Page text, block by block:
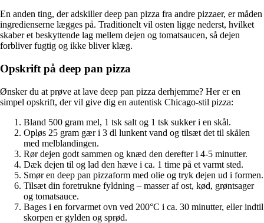
En anden ting, der adskiller deep pan pizza fra andre pizzaer, er måden
ingredienserne lægges på. Traditionelt vil osten ligge nederst, hvilket
skaber et beskyttende lag mellem dejen og tomatsaucen, så dejen
forbliver fugtig og ikke bliver klæg.
Opskrift på deep pan pizza
Ønsker du at prøve at lave deep pan pizza derhjemme? Her er en
simpel opskrift, der vil give dig en autentisk Chicago-stil pizza:
Bland 500 gram mel, 1 tsk salt og 1 tsk sukker i en skål.
Opløs 25 gram gær i 3 dl lunkent vand og tilsæt det til skålen
med melblandingen.
Rør dejen godt sammen og knæd den derefter i 4-5 minutter.
Dæk dejen til og lad den hæve i ca. 1 time på et varmt sted.
Smør en deep pan pizzaform med olie og tryk dejen ud i formen.
Tilsæt din foretrukne fyldning – masser af ost, kød, grøntsager
og tomatsauce.
Bages i en forvarmet ovn ved 200°C i ca. 30 minutter, eller indtil
skorpen er gylden og sprød.